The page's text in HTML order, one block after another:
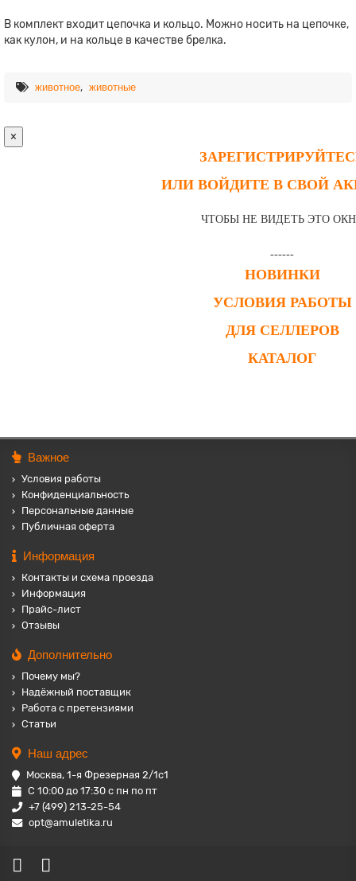
В комплект входит цепочка и кольцо. Можно носить на цепочке,
как кулон, и на кольце в качестве брелка.
животное, животные
×
ИЛИ ВОЙДИТЕ В СВОЙ
ЧТОБЫ НЕ ВИДЕТЬ ЭТО
------
НОВИНКИ
УСЛОВИЯ РАБОТЫ
ДЛЯ СЕЛЛЕРОВ
КАТАЛОГ
Важное
Условия работы
Конфиденциальность
Персональные данные
Публичная оферта
Информация
Контакты и схема проезда
Информация
Прайс-лист
Отзывы
Дополнительно
Почему мы?
Надёжный поставщик
Работа с претензиями
Статьи
Наш адрес
Москва, 1-я Фрезерная 2/1с1
С 10:00 до 17:30 с пн по пт
+7 (499) 213-25-54
opt@amuletika.ru